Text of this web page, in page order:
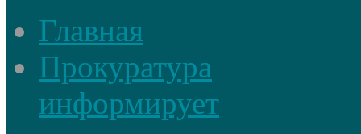
Главная
Прокуратура
информирует